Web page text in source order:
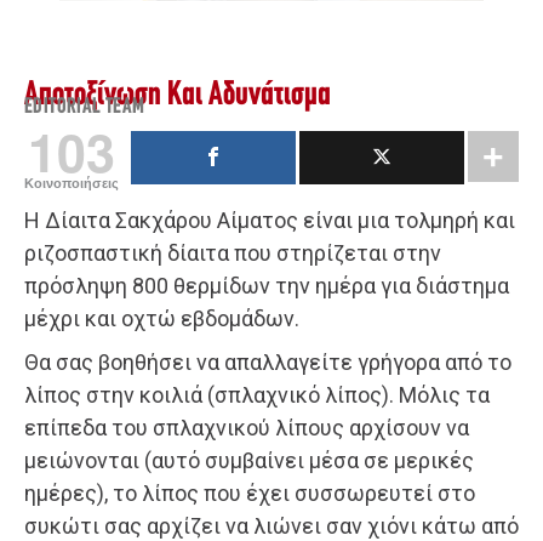
Αποτοξίνωση Και Αδυνάτισμα
EDITORIAL TEAM
103
Κοινοποιήσεις
Η Δίαιτα Σακχάρου Αίματος είναι μια τολμηρή και
ριζοσπαστική δίαιτα που στηρίζεται στην
πρόσληψη 800 θερμίδων την ημέρα για διάστημα
μέχρι και οχτώ εβδομάδων.
Θα σας βοηθήσει να απαλλαγείτε γρήγορα από το
λίπος στην κοιλιά (σπλαχνικό λίπος). Μόλις τα
επίπεδα του σπλαχνικού λίπους αρχίσουν να
μειώνονται (αυτό συμβαίνει μέσα σε μερικές
ημέρες), το λίπος που έχει συσσωρευτεί στο
συκώτι σας αρχίζει να λιώνει σαν χιόνι κάτω από